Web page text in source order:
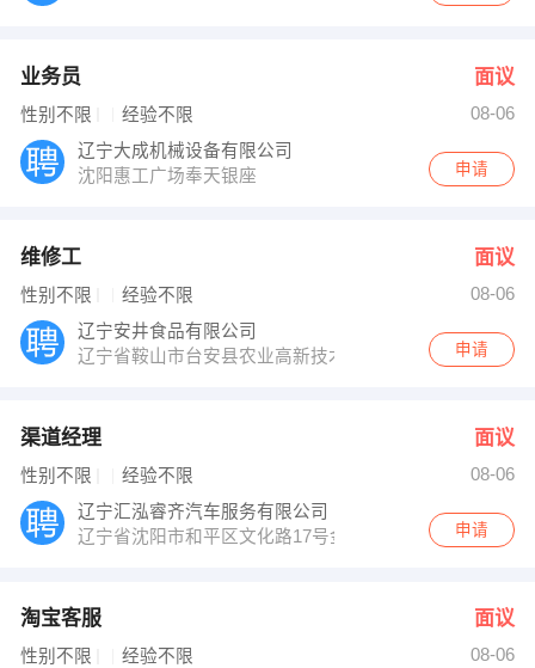
业务员 面议
性别不限 经验不限
08-06
辽宁大成机械设备有限公司
沈阳惠工广场奉天银座
申请
维修工 面议
性别不限 经验不限
08-06
辽宁安井食品有限公司
辽宁省鞍山市台安县农业高新技术产业区
申请
渠道经理 面议
性别不限 经验不限
08-06
辽宁汇泓睿齐汽车服务有限公司
辽宁省沈阳市和平区文化路17号金科名苑五单元23层1号
申请
淘宝客服 面议
性别不限 经验不限
08-06